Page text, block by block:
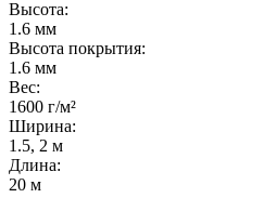
Высота:
1.6 мм
Высота покрытия:
1.6 мм
Вес:
1600 г/м²
Ширина:
1.5, 2 м
Длина:
20 м